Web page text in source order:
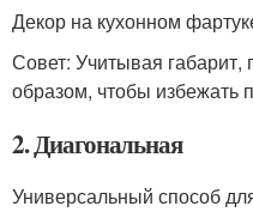
Декор на кухонном
Совет: Учитывая габарит,
образом, чтобы избежать
2. Диагональная
Универсальный способ